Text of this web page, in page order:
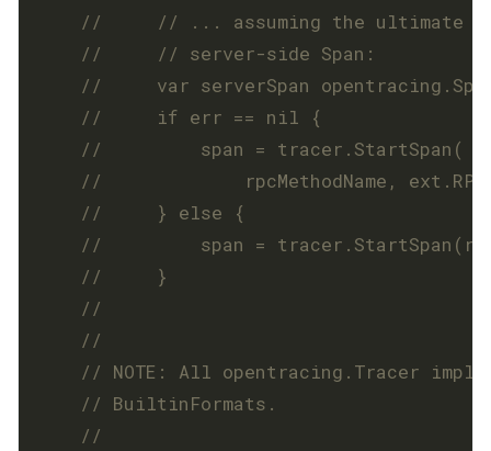
//     // ... assuming the ultimate
//     // server-side Span:
//     var serverSpan
//     if err == nil {
//         span = tracer.StartSpan(
//             rpcMethodName,
//     } else {
//         span =
//     }
	//
// NOTE: All opentracing.Tracer
// BuiltinFormats.